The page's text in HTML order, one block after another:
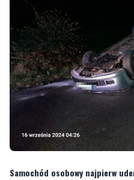
Samochód osobowy najpierw